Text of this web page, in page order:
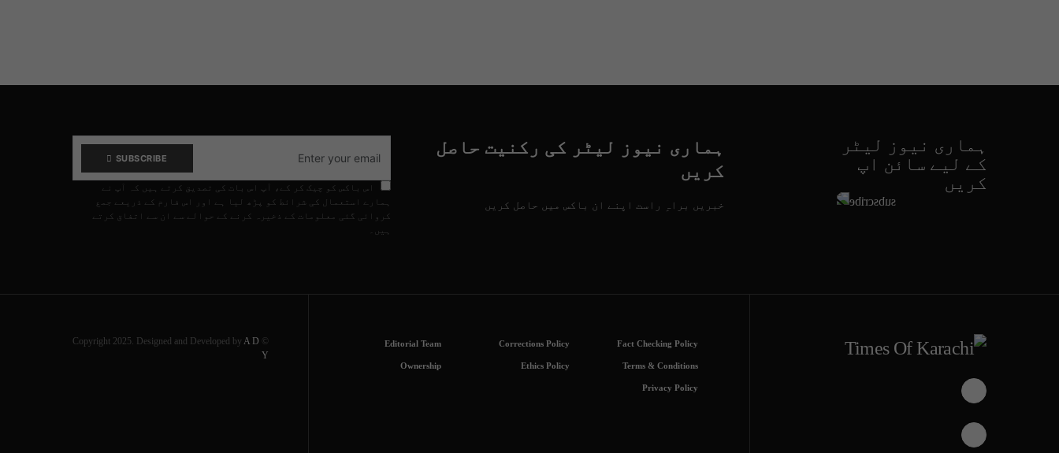
ہماری نیوز لیٹر
کے لیے سائن اپ
کریں
ہماری نیوز لیٹر کی رکنیت حاصل
کریں
خبریں براہِ راست اپنے ان باکس میں حاصل کریں
SUBSCRIBE
اس باکس کو چیک کر کے، آپ اس بات کی تصدیق کرتے ہیں کہ آپ نے
ہمارے استعمال کی شرائط کو پڑھ لیا ہے اور اس فارم کے ذریعے جمع
کروائی گئی معلومات کے ذخیرہ کرنے کے حوالے سے ان سے اتفاق کرتے
ہیں۔
Fact Checking Policy
Corrections Policy
Editorial Team
Terms & Conditions
Ethics Policy
Ownership
Privacy Policy
© Copyright 2025. Designed and Developed by
A D
Y